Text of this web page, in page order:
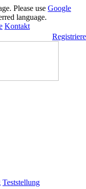
Please use Google
language.
Kontakt
Teststellung